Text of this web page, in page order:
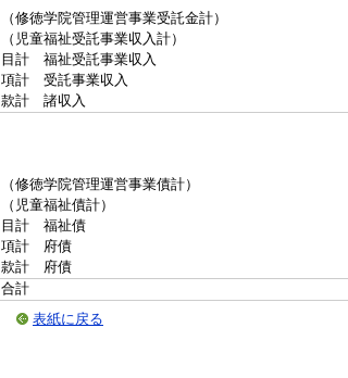
（修徳学院管理運営事業受託金計）
（児童福祉受託事業収入計）
目計 福祉受託事業収入
項計 受託事業収入
款計 諸収入
（修徳学院管理運営事業債計）
（児童福祉債計）
目計 福祉債
項計 府債
款計 府債
合計
表紙に戻る